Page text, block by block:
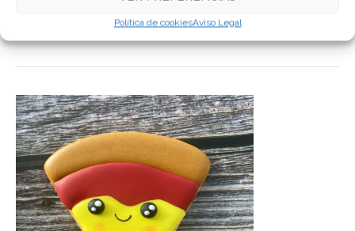
Política de cookiesAviso Legal
DESCRIPCIÓN